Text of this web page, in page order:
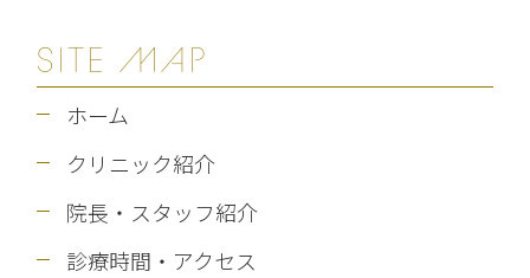
SITE MAP
ホーム
クリニック紹介
院長・スタッフ紹介
診療時間・アクセス